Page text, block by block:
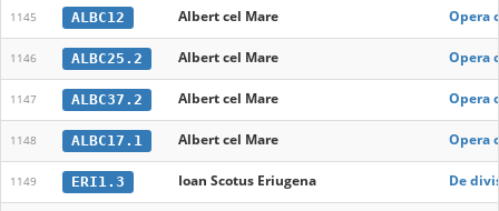
1145 ALBC12 Albert cel Mare Opera
1146 ALBC25.2 Albert cel Mare Opera
1147 ALBC37.2 Albert cel Mare Opera
1148 ALBC17.1 Albert cel Mare Opera
1149 ERI1.3 Ioan Scotus Eriugena De